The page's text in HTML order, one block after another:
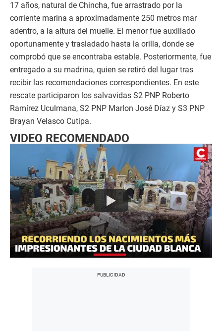
17 años, natural de Chincha, fue arrastrado por la
corriente marina a aproximadamente 250 metros mar
adentro, a la altura del muelle. El menor fue auxiliado
oportunamente y trasladado hasta la orilla, donde se
comprobó que se encontraba estable. Posteriormente, fue
entregado a su madrina, quien se retiró del lugar tras
recibir las recomendaciones correspondientes. En este
rescate participaron los salvavidas S2 PNP Roberto
Ramírez Uculmana, S2 PNP Marlon José Díaz y S3 PNP
Brayan Velasco Cutipa.
VIDEO RECOMENDADO